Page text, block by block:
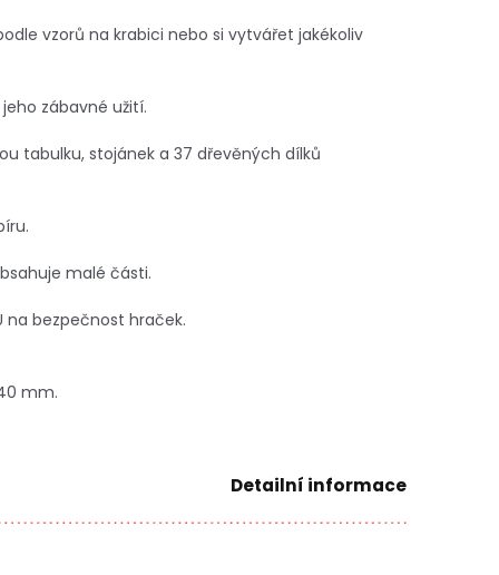
vzorů na krabici nebo si vytvářet jakékoliv
zábavné užití.
tabulku, stojánek a 37 dřevěných dílků
malé části.
na bezpečnost hraček.
mm.
Detailní informace